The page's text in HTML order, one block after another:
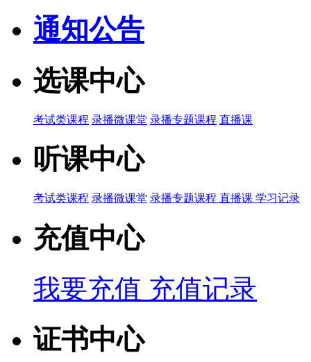
通知公告
选课中心
考试类课程 录播微课堂 录播专题课程 直播课
听课中心
考试类课程 录播微课堂 录播专题课程 直播课 学习记录
充值中心
我要充值 充值记录
证书中心